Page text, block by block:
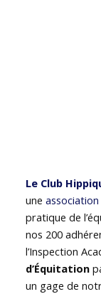
Le Club
uneassociation
pratique de
nos 200
l’Inspection
d’Équitation
un gage de